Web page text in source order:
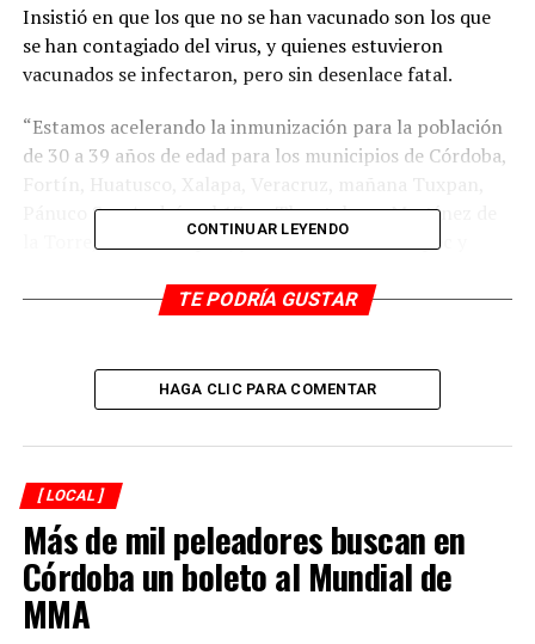
Insistió en que los que no se han vacunado son los que
se han contagiado del virus, y quienes estuvieron
vacunados se infectaron, pero sin desenlace fatal.
“Estamos acelerando la inmunización para la población
de 30 a 39 años de edad para los municipios de Córdoba,
Pánuco San Andrés; el 17 en Tlacotalpan, Martínez de
la Torre, Cosamaloapan; y el 18 en Coscomatepec y
El funcionario reiteró que hay una estrategia de acelerar
polivalente, es decir de 30 años de edad en adelante.
Negó que en las clases presenciales haya contagios de
menores de edad y agregó que es muy bajo el porcentaje
de menores que se han enfermado por Covid-19.
RELATED TOPICS:
CONTINUAR LEYENDO
TE PODRÍA GUSTAR
HAGA CLIC PARA COMENTAR
[ LOCAL ]
Más de mil peleadores buscan en
Córdoba un boleto al Mundial de
MMA